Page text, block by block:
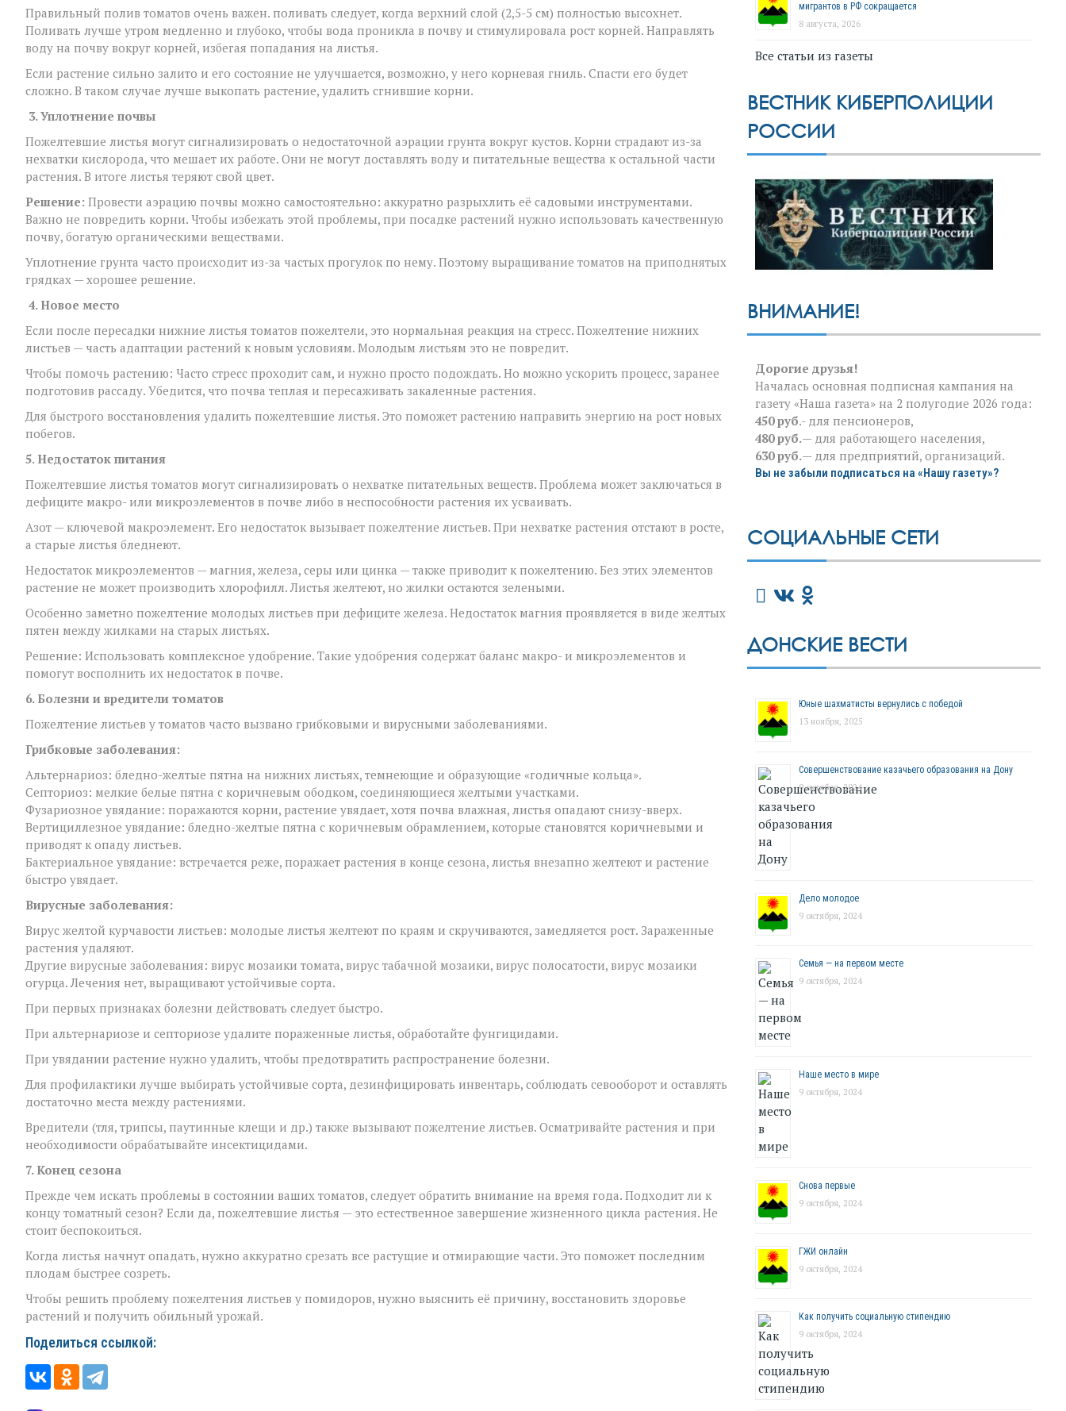
Правильный полив томатов очень важен. поливать следует, когда верхний слой (2,5-5 см) полностью высохнет.
Поливать лучше утром медленно и глубоко, чтобы вода проникла в почву и стимулировала рост корней. Направлять
воду на почву вокруг корней, избегая попадания на листья.
Если растение сильно залито и его состояние не улучшается, возможно, у него корневая гниль. Спасти его будет
сложно. В таком случае лучше выкопать растение, удалить сгнившие корни.
3. Уплотнение почвы
Пожелтевшие листья могут сигнализировать о недостаточной аэрации грунта вокруг кустов. Корни страдают из-за
нехватки кислорода, что мешает их работе. Они не могут доставлять воду и питательные вещества к остальной части
растения. В итоге листья теряют свой цвет.
Решение: Провести аэрацию почвы можно самостоятельно: аккуратно разрыхлить её садовыми инструментами.
Важно не повредить корни. Чтобы избежать этой проблемы, при посадке растений нужно использовать качественную
почву, богатую органическими веществами.
Уплотнение грунта часто происходит из-за частых прогулок по нему. Поэтому выращивание томатов на приподнятых
грядках — хорошее решение.
4. Новое место
Если после пересадки нижние листья томатов пожелтели, это нормальная реакция на стресс. Пожелтение нижних
листьев — часть адаптации растений к новым условиям. Молодым листьям это не повредит.
Чтобы помочь растению: Часто стресс проходит сам, и нужно просто подождать. Но можно ускорить процесс, заранее
подготовив рассаду. Убедится, что почва теплая и пересаживать закаленные растения.
Для быстрого восстановления удалить пожелтевшие листья. Это поможет растению направить энергию на рост новых
побегов.
5. Недостаток питания
Пожелтевшие листья томатов могут сигнализировать о нехватке питательных веществ. Проблема может заключаться в
дефиците макро- или микроэлементов в почве либо в неспособности растения их усваивать.
Азот — ключевой макроэлемент. Его недостаток вызывает пожелтение листьев. При нехватке растения отстают в росте,
а старые листья бледнеют.
Недостаток микроэлементов — магния, железа, серы или цинка — также приводит к пожелтению. Без этих элементов
растение не может производить хлорофилл. Листья желтеют, но жилки остаются зелеными.
Особенно заметно пожелтение молодых листьев при дефиците железа. Недостаток магния проявляется в виде желтых
пятен между жилками на старых листьях.
Решение: Использовать комплексное удобрение. Такие удобрения содержат баланс макро- и микроэлементов и
помогут восполнить их недостаток в почве.
6. Болезни и вредители томатов
Пожелтение листьев у томатов часто вызвано грибковыми и вирусными заболеваниями.
Грибковые заболевания:
Альтернариоз: бледно-желтые пятна на нижних листьях, темнеющие и образующие «годичные кольца».
Септориоз: мелкие белые пятна с коричневым ободком, соединяющиеся желтыми участками.
Фузариозное увядание: поражаются корни, растение увядает, хотя почва влажная, листья опадают снизу-вверх.
Вертициллезное увядание: бледно-желтые пятна с коричневым обрамлением, которые становятся коричневыми и
приводят к опаду листьев.
Бактериальное увядание: встречается реже, поражает растения в конце сезона, листья внезапно желтеют и растение
быстро увядает.
Вирусные заболевания:
Вирус желтой курчавости листьев: молодые листья желтеют по краям и скручиваются, замедляется рост. Зараженные
растения удаляют.
Другие вирусные заболевания: вирус мозаики томата, вирус табачной мозаики, вирус полосатости, вирус мозаики
огурца. Лечения нет, выращивают устойчивые сорта.
При первых признаках болезни действовать следует быстро.
При альтернариозе и септориозе удалите пораженные листья, обработайте фунгицидами.
При увядании растение нужно удалить, чтобы предотвратить распространение болезни.
Для профилактики лучше выбирать устойчивые сорта, дезинфицировать инвентарь, соблюдать севооборот и оставлять
достаточно места между растениями.
Вредители (тля, трипсы, паутинные клещи и др.) также вызывают пожелтение листьев. Осматривайте растения и при
необходимости обрабатывайте инсектицидами.
7. Конец сезона
Прежде чем искать проблемы в состоянии ваших томатов, следует обратить внимание на время года. Подходит ли к
концу томатный сезон? Если да, пожелтевшие листья — это естественное завершение жизненного цикла растения. Не
стоит беспокоиться.
Когда листья начнут опадать, нужно аккуратно срезать все растущие и отмирающие части. Это поможет последним
плодам быстрее созреть.
Чтобы решить проблему пожелтения листьев у помидоров, нужно выяснить её причину, восстановить здоровье
растений и получить обильный урожай.
Поделиться ссылкой:
мигрантов в РФ сокращается
8 августа, 2026
Все статьи из газеты
ВЕСТНИК КИБЕРПОЛИЦИИ
РОССИИ
ВНИМАНИЕ!
Дорогие друзья!
Началась основная подписная кампания на
газету «Наша газета» на 2 полугодие 2026 года:
450 руб.- для пенсионеров,
480 руб.— для работающего населения,
630 руб.— для предприятий, организаций.
Вы не забыли подписаться на «Нашу газету»?
СОЦИАЛЬНЫЕ СЕТИ
ДОНСКИЕ ВЕСТИ
Юные шахматисты вернулись с победой
13 ноября, 2025
Совершенствование казачьего образования на Дону
9 октября, 2024
Дело молодое
9 октября, 2024
Семья — на первом месте
9 октября, 2024
Наше место в мире
9 октября, 2024
Снова первые
9 октября, 2024
ГЖИ онлайн
9 октября, 2024
Как получить социальную стипендию
9 октября, 2024